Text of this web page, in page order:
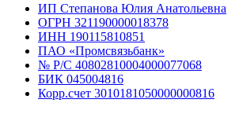
ИП Степанова Юлия Анатольевна
ОГРН 321190000018378
ИНН 190115810851
ПАО «Промсвязьбанк»
№ Р/С 40802810004000077068
БИК 045004816
Корр.счет 3010181050000000816